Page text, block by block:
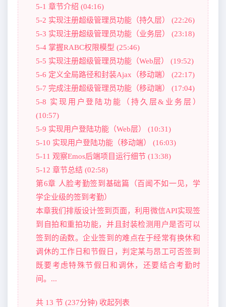
5-1 章节介绍 (04:16)
5-2 实现注册超级管理员功能（持久层） (22:26)
5-3 实现注册超级管理员功能（业务层） (23:18)
5-4 掌握RABC权限模型 (25:46)
5-5 实现注册超级管理员功能（Web层） (19:52)
5-6 定义全局路径和封装Ajax（移动端） (22:17)
5-7 完成注册超级管理员功能（移动端） (17:04)
5-8 实现用户登陆功能（持久层&业务层）
(10:57)
5-9 实现用户登陆功能（Web层） (10:31)
5-10 实现用户登陆功能（移动端） (16:03)
5-11 观察Emos后端项目运行细节 (13:38)
5-12 章节总结 (02:58)
第6章 人脸考勤签到基础篇（百闻不如一见，学
学企业级的签到考勤）
本章我们排版设计签到页面，利用微信API实现签
到自拍和重拍功能，并且封装检测用户是否可以
签到的函数。企业签到的难点在于经常有换休和
调休的工作日和节假日，判定某与昂工可否签到
既要考虑特殊节假日和调休，还要结合考勤时
间。...
共 13 节 (237分钟) 收起列表